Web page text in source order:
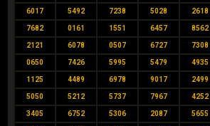
6017 5492 7238 5028 2618
7682 0161 1551 6457 8562
2121 6078 0507 6727 7308
0650 7426 5995 5479 4935
1125 4489 6978 9017 2499
5050 5212 5737 7967 4252
3405 6752 5306 2087 5655